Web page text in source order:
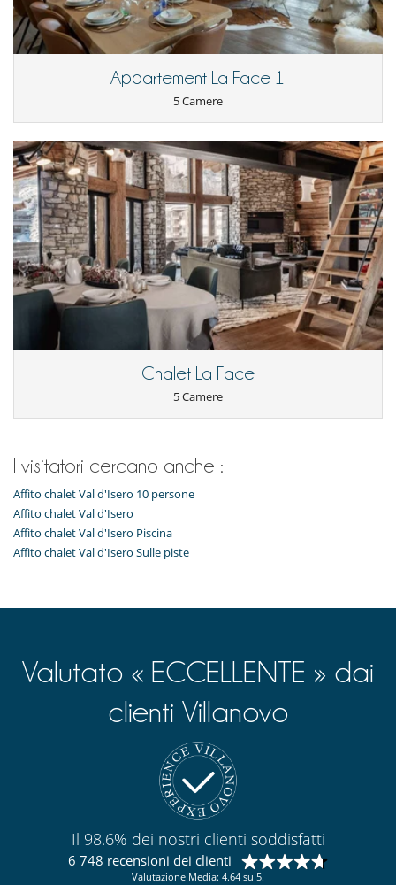
Divertimenti ed attività sportive
Giochi di società
Libri
Bollitore elettrico
Cooker hood
Cucina americana
Cucina completamente fornita
Fornello a induzione
forno
forno microonde
Frigorifero, congelatore
Lavanderia
Lavastoviglie
Lavatrice
Macchina per il caffè Nespresso
Stampa agrumi
Per la vostra comodità e convenienza
Garage o posteggio privato
Servicios y actividades de ocio en la residencia
Appartement La Face 1
5 Camere
Chalet La Face
5 Camere
I visitatori cercano anche :
Affito chalet Val d'Isero 10 persone
Affito chalet Val d'Isero
Affito chalet Val d'Isero Piscina
Affito chalet Val d'Isero Sulle piste
Valutato « ECCELLENTE » dai
clienti Villanovo
Il 98.6% dei nostri clienti soddisfatti
6 748 recensioni dei clienti
Valutazione Media: 4.64 su 5.